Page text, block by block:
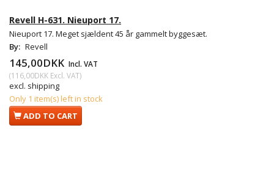
Revell H-631. Nieuport 17.
Nieuport 17. Meget sjældent 45 år gammelt byggesæt.
By: Revell
145,00DKK Incl. VAT
(116,00DKK Excl. VAT)
excl. shipping
Only 1 item(s) left in stock
ADD TO CART